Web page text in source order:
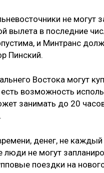
не могут
вылета в последние
и Минтранс
Пинский.
Востока могут
возможность
занимать до 20
денег, не
люди не могут
поездки на